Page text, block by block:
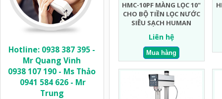
Hotline: 0938 387 395 -
Mr Quang Vinh
0938 107 190 - Ms Thảo
0941 584 626 - Mr
Trung
HMC-10PF MÀNG LỌC 10"
CHO BỘ TIỀN LỌC NƯỚC
SIÊU SẠCH HUMAN
Liên hệ